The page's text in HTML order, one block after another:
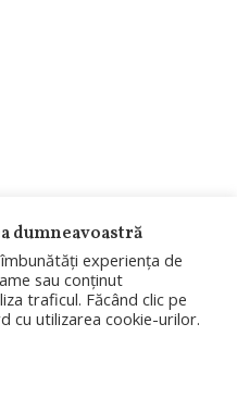
dumneavoastră
experiența de
sau conținut
traficul. Făcând clic pe
cu utilizarea cookie-urilor.